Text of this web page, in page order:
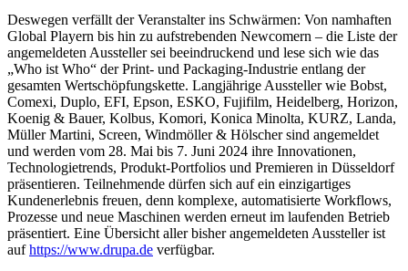
Deswegen verfällt der Veranstalter ins Schwärmen: Von namhaften
Global Playern bis hin zu aufstrebenden Newcomern – die Liste der
angemeldeten Aussteller sei beeindruckend und lese sich wie das
„Who ist Who“ der Print- und Packaging-Industrie entlang der
gesamten Wertschöpfungskette. Langjährige Aussteller wie Bobst,
Comexi, Duplo, EFI, Epson, ESKO, Fujifilm, Heidelberg, Horizon,
Koenig & Bauer, Kolbus, Komori, Konica Minolta, KURZ, Landa,
Müller Martini, Screen, Windmöller & Hölscher sind angemeldet
und werden vom 28. Mai bis 7. Juni 2024 ihre Innovationen,
Technologietrends, Produkt-Portfolios und Premieren in Düsseldorf
präsentieren. Teilnehmende dürfen sich auf ein einzigartiges
Kundenerlebnis freuen, denn komplexe, automatisierte Workflows,
Prozesse und neue Maschinen werden erneut im laufenden Betrieb
präsentiert. Eine Übersicht aller bisher angemeldeten Aussteller ist
aufhttps://www.drupa.de verfügbar.